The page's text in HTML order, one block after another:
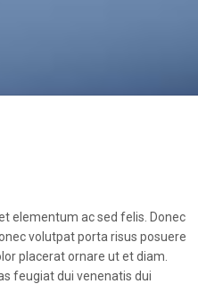
elementum ac sed felis. Donec
volutpat porta risus posuere
placerat ornare ut et diam.
feugiat dui venenatis dui